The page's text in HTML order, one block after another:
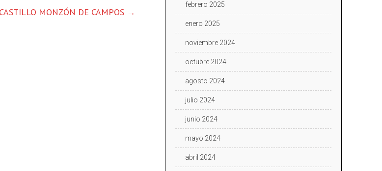
CASTILLO MONZÓN DE CAMPOS →
febrero 2025
enero 2025
noviembre 2024
octubre 2024
agosto 2024
julio 2024
junio 2024
mayo 2024
abril 2024